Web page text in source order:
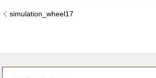
simulation_wheel17